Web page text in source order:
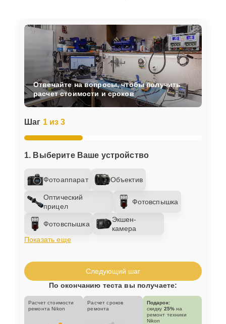
Шаг 1 из 3
1. Выберите Ваше устройство
Фотоаппарат Объектив
Оптический
прицел
Фотовспышка
Фотовспышка
Экшен-
камера
Показать еще
Отвечайте на вопросы, чтобы получить
расчет стоимости и сроков
Следующий шаг
По окончанию теста вы получаете:
Расчет стоимости
ремонта Nikon
Расчет сроков
ремонта
Подарок:
скидку 25% на
ремонт техники
Nikon